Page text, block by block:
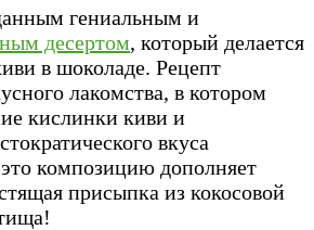
гениальным и
десертом, который делается
в шоколаде. Рецепт
лакомства, в котором
кислинки киви и
вкуса
композицию дополняет
присыпка из кокосовой